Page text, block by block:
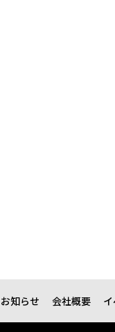
お知らせ 会社概要